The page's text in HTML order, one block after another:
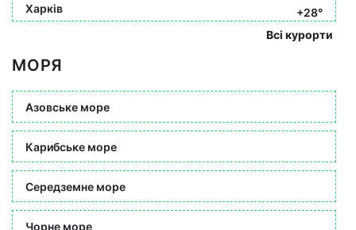
Харків
+28°
Всі курорти
МОРЯ
Азовське море
Карибське море
Середземне море
Чорне море